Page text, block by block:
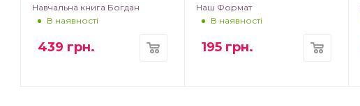
Навчальна книга Богдан
В наявності
439 грн.
Наш Формат
В наявності
195грн.